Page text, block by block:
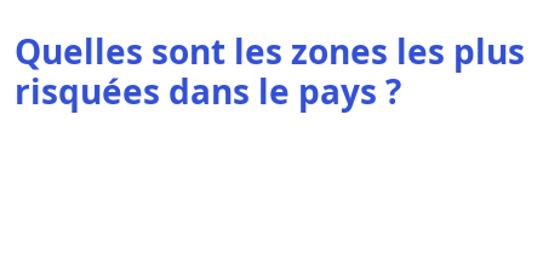
Quelles sont les zones les plus
risquées dans le pays ?